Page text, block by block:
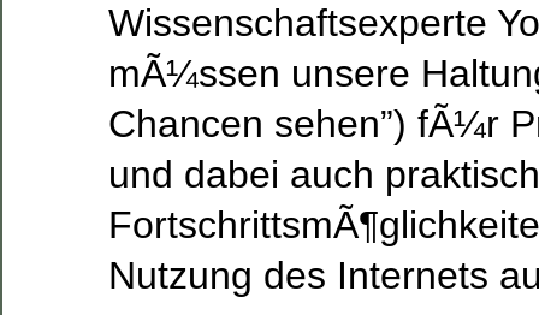
Wissenschaftsexperte
mÃ¼ssen unsere
Chancen sehen”) fÃ¼r
und dabei auch
Nutzung des Internets